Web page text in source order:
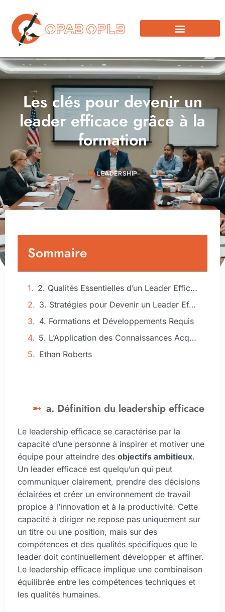
Les clés pour devenir un
leader efficace grâce à la
formation
LEADERSHIP
Sommaire
2. Qualités Essentielles d’un Leader Efficace
3. Stratégies pour Devenir un Leader Efficace
4. Formations et Développements Requis
5. L’Application des Connaissances Acquises
Ethan Roberts
a. Définition du leadership efficace
Le leadership efficace se caractérise par la
capacité d’une personne à inspirer et motiver une
équipe pour atteindre des objectifs ambitieux.
Un leader efficace est quelqu’un qui peut
communiquer clairement, prendre des décisions
éclairées et créer un environnement de travail
propice à l’innovation et à la productivité. Cette
capacité à diriger ne repose pas uniquement sur
un titre ou une position, mais sur des
compétences et des qualités spécifiques que le
leader doit continuellement développer et affiner.
Le leadership efficace implique une combinaison
équilibrée entre les compétences techniques et
les qualités humaines.